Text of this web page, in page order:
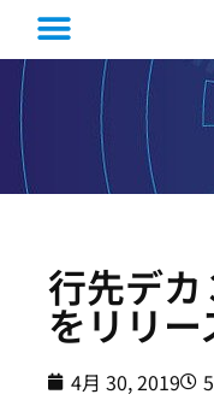
行先デ
をリリー
4月 30, 2019